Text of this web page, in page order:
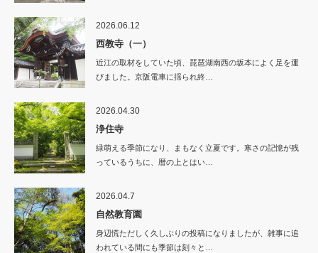
2026.06.12
西教寺（一）
近江の取材をしていた頃、琵琶湖南西の坂本によく足を運
びました。京阪電車に揺られ終…
2026.04.30
浄住寺
緑萌える季節になり、まもなく立夏です。寒さの記憶が残
っているうちに、暦の上とはい…
2026.04.7
自然教育園
身辺慌ただしく久しぶりの投稿になりましたが、雑事に追
われている間にも季節は刻々と…